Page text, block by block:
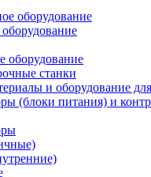
оборудование
оборудование
станки
и оборудование
(блоки питания) и